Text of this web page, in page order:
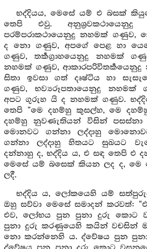
භද්දියය, මෙසේ යම් එ බසක්
තෙපි එවු.
පරම්පරාකථායෙනුදු නහමක් ගණුව,
ද නො ගණුව, අපගේ පෙළ හා
ගණුව, තර්‍කග්‍රාහයෙනුදු නහමක්
නහමක් ගණුව,
සිතා ඉවසා ගත් දෘෂ්ටිය හා
ගණුව, භව්‍යරූපතායෙනුදු නහමක්
අපට ගුරුහ යි ද නහමක් ගණුව.
තෙපි “මෙ දහම්හු කුසල්හ, මෙ
දහම්හු නුවණැතියන් විසින් පසස්නා
මොනවට ගන්නා ලද්දාහු
ගන්නා ලද්දාහු හිතයට සුඛයට
දන්නාහු ද, භද්දිය ය, එ සඳ තෙපි එ
මෙසේ යම් බසෙක් කියන ලද ද,
ලදී.
භද්දිය ය, ලෝකයෙහි යම්
ඔහු සව්වා මෙසේ සමාදන් කරවත්:
එව, ලෝභය පුන පුනා දුරු කොට
පුනා දුරු කරණුයෙහි කයින් වචසින්
නො කරන්නෙහි ය. ද්වේෂය පුන